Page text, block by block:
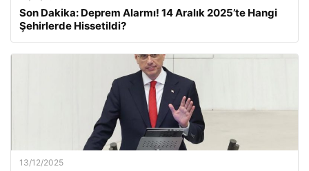
Son Dakika: Deprem Alarmı! 14 Aralık 2025’te Hangi
Şehirlerde Hissetildi?
13/12/2025